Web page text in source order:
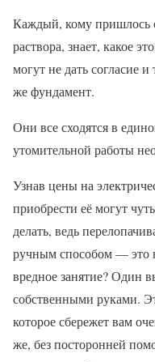
Каждый, кому пришлось
раствора, знает, какое
могут не дать согласие
же фундамент.
Они все сходятся в
утомительной работы
Узнав цены на
приобрести её могут
делать, ведь
ручным способом — это
вредное занятие? Один
собственными руками.
которое сбережет вам
же, без посторонней